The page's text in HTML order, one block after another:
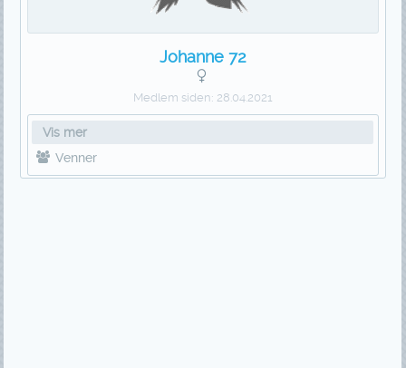
Johanne 72
Medlem siden: 28.04.2021
Vis mer
Venner